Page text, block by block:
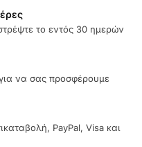
το εντός 30 ημερών
να σας προσφέρουμε
PayPal, Visa και